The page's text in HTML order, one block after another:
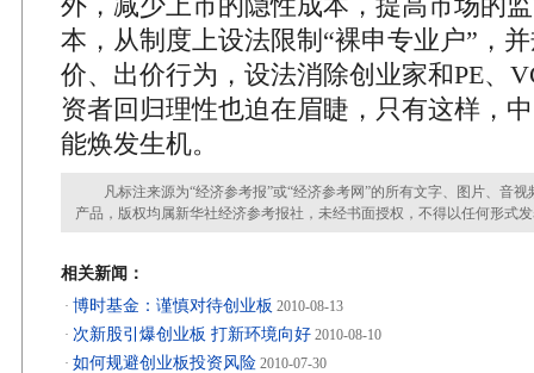
本，从制度上设法限制“裸申专业户”，
价、出价行为，设法消除创业家和PE、
资者回归理性也迫在眉睫，只有这样，
能焕发生机。
凡标注来源为“经济参考报”或“经济参考网”的所有文字、图片、音视
产品，版权均属新华社经济参考报社，未经书面授权，不得以任何形式
相关新闻：
· 博时基金：谨慎对待创业板 2010-08-13
· 次新股引爆创业板 打新环境向好 2010-08-10
· 如何规避创业板投资风险 2010-07-30